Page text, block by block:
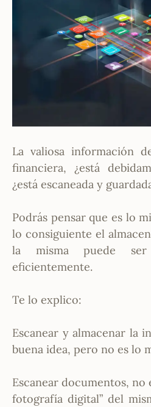
La valiosa información
financiera, ¿está
¿está escaneada y
Podrás pensar que es lo
lo consiguiente el
la misma puede
eficientemente.
Te lo explico:
Escanear y almacenar la
buena idea, pero no es lo
Escanear documentos, no
fotografía digital” del